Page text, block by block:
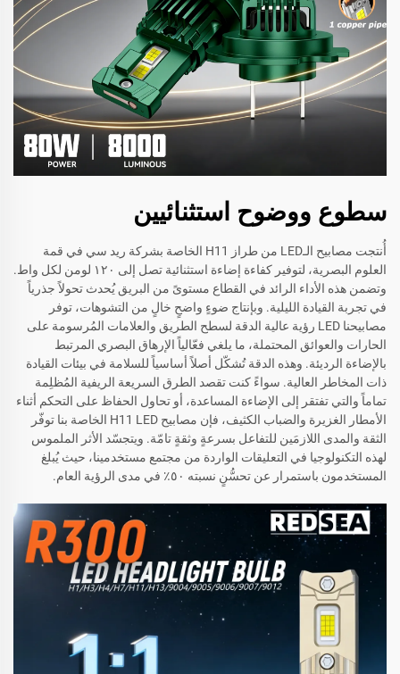
سطوع ووضوح استثنائيين
أُنتجت مصابيح الـLED من طراز H11 الخاصة بشركة ريد سي في قمة
العلوم البصرية، لتوفير كفاءة إضاءة استثنائية تصل إلى ١٢٠ لومن لكل واط.
وتضمن هذه الأداء الرائد في القطاع مستوىً من البريق يُحدث تحولاً جذرياً
في تجربة القيادة الليلية. وبإنتاج ضوءٍ واضحٍ خالٍ من التشوهات، توفر
مصابيحنا LED رؤية عالية الدقة لسطح الطريق والعلامات المُرسومة على
الحارات والعوائق المحتملة، ما يلغي فعّالياً الإرهاق البصري المرتبط
بالإضاءة الرديئة. وهذه الدقة تُشكّل أصلاً أساسياً للسلامة في بيئات القيادة
ذات المخاطر العالية. سواءً كنت تقصد الطرق السريعة الريفية المُظلِمة
تماماً والتي تفتقر إلى الإضاءة المساعدة، أو تحاول الحفاظ على التحكم أثناء
الأمطار الغزيرة والضباب الكثيف، فإن مصابيح H11 LED الخاصة بنا توفّر
الثقة والمدى اللازمَين للتفاعل بسرعةٍ وثقةٍ تامّة. ويتجسّد الأثر الملموس
لهذه التكنولوجيا في التعليقات الواردة من مجتمع مستخدمينا، حيث يُبلغ
المستخدمون باستمرار عن تحسُّنٍ نسبته ٥٠٪ في مدى الرؤية العام.